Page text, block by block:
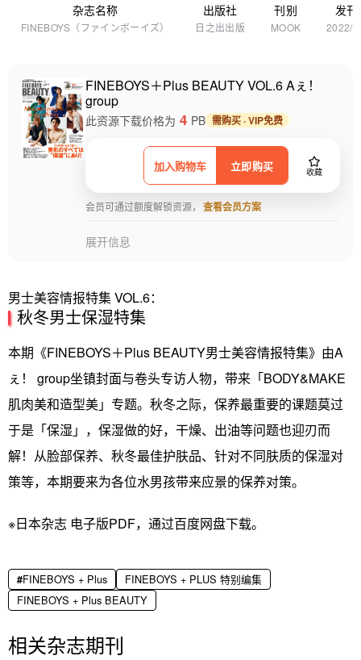
杂志名称
FINEBOYS（ファインボーイズ）
出版社
日之出出版
刊别
MOOK
发
2022/
FINEBOYS＋Plus BEAUTY VOL.6 Aぇ！
group
加入购物车 立即购买 收藏
此资源下载价格为 4 PB 需购买 · VIP免费
会员可通过额度解锁资源， 查看会员方案
展开信息
男士美容情报特集 VOL.6：
秋冬男士保湿特集
本期《FINEBOYS＋Plus BEAUTY男士美容情报特集》由A
ぇ！ group坐镇封面与卷头专访人物，带来「BODY&MAKE
肌肉美和造型美」专题。秋冬之际，保养最重要的课题莫过
于是「保湿」，保湿做的好，干燥、出油等问题也迎刃而
解！从脸部保养、秋冬最佳护肤品、针对不同肤质的保湿对
策等，本期要来为各位水男孩带来应景的保养对策。
※日本杂志 电子版PDF，通过百度网盘下载。
FINEBOYS + Plus
FINEBOYS + PLUS 特别编集
FINEBOYS + Plus BEAUTY
相关杂志期刊